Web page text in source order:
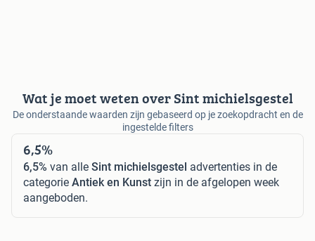
Wat je moet weten over Sint michielsgestel
De onderstaande waarden zijn gebaseerd op je zoekopdracht en de
ingestelde filters
6,5%
6,5% van alle Sint michielsgestel advertenties in de
categorie Antiek en Kunst zijn in de afgelopen week
aangeboden.